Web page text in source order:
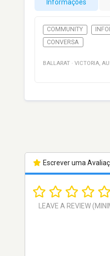
Informações
COMMUNITY
CONVERSA
BALLARAT · VICTORIA,
Escrever uma